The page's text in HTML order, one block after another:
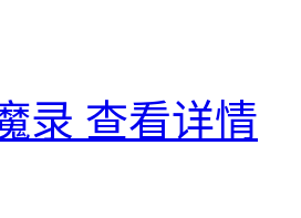
录 查看详情